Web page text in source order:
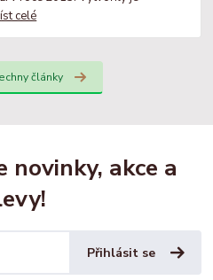
celé
články
novinky, akce a
Přihlásit se